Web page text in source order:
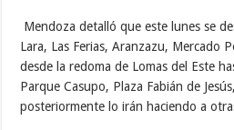
Mendoza detalló que este lunes se
Lara, Las Ferias, Aranzazu, Mercado
desde la redoma de Lomas del Este
Parque Casupo, Plaza Fabián de
posteriormente lo irán haciendo a